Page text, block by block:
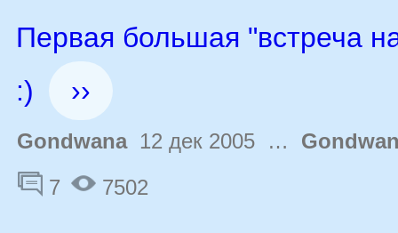
Первая большая "встреча
:)
››
Gondwana12 дек 2005 …
7
7502